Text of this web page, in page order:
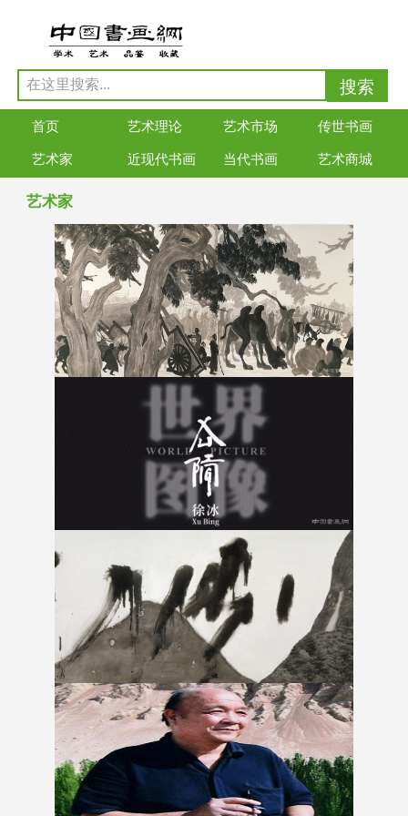
首页 艺术理论 艺术市场 传世书画
艺术家 近现代书画 当代书画 艺术商城
艺术家